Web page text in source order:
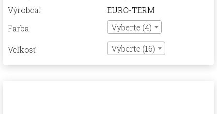
Výrobca:
EURO-TERM
Farba
Vyberte (4)
Veľkosť Vyberte (16)